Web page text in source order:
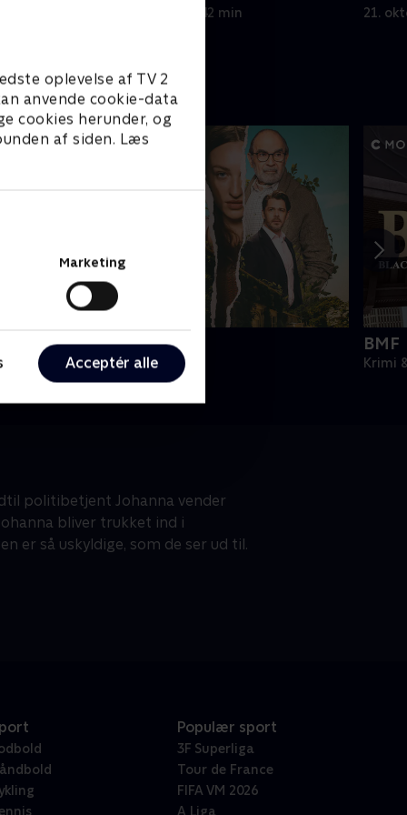
oplevelse af TV 2
anvende cookie-data
cookies herunder, og
af siden. Læs
Marketing
Acceptér alle
21. oktober 2025 • 42 min 21.
The Au Pair
& Spænding • 1 sæsoner
BMF
Krimi
politibetjent Johanna vender
bliver trukket ind i
er så uskyldige, som de ser ud til.
Populær sport
3F Superliga
Tour de France
FIFA VM 2026
A Liga